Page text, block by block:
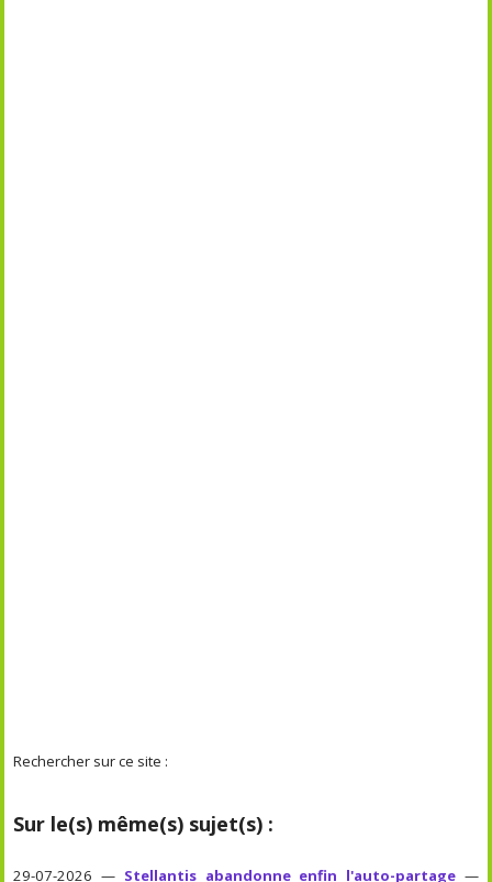
Rechercher sur ce site :
Sur le(s) même(s) sujet(s) :
29-07-2026 — Stellantis abandonne enfin l'auto-partage—